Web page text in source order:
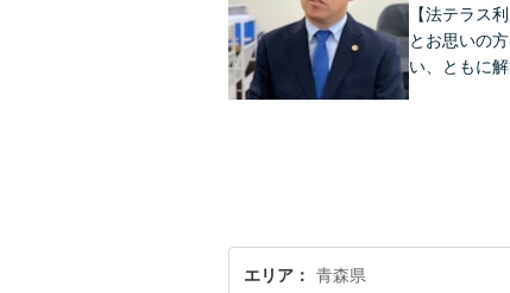
【法テラス
とお思いの
い、ともに
エリア 青森県